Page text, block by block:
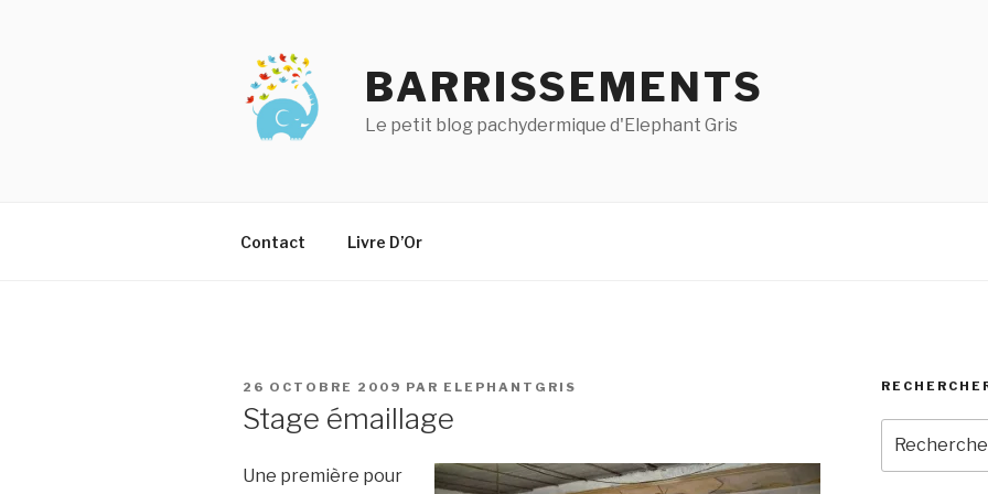
BARRISSEMENTS
Le petit blog pachydermique d'Elephant Gris
Contact Livre D’Or
PUBLIÉ
26 OCTOBRE 2009 PAR ELEPHANTGRIS
Stage émaillage
Une première pour
pour
: